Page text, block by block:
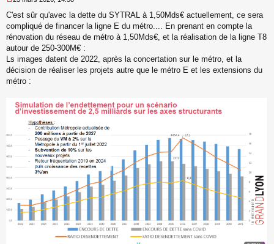
e
s
g
e
n
o
u
C'est sûr qu'avec la dette du SYTRAL à 1,50Mds€ actuellement, ce sera
compliqué de financer la ligne E du métro.... En prenant en compte la
rénovation du réseau de métro à 1,50Mds€, et la réalisation de la ligne T8
autour de 250-300M€ :
Ls images datent de 2022, après la concertation sur le métro, et la
décision de réaliser les projets autre que le métro E et les extensions du
métro :